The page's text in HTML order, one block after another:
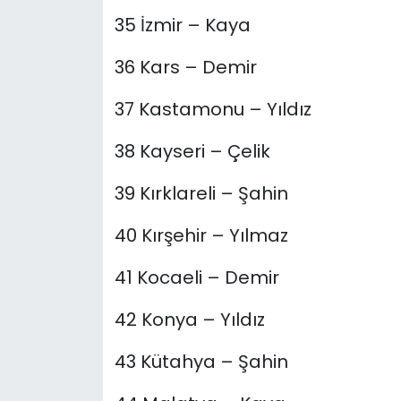
35 İzmir – Kaya
36 Kars – Demir
37 Kastamonu – Yıldız
38 Kayseri – Çelik
39 Kırklareli – Şahin
40 Kırşehir – Yılmaz
41 Kocaeli – Demir
42 Konya – Yıldız
43 Kütahya – Şahin